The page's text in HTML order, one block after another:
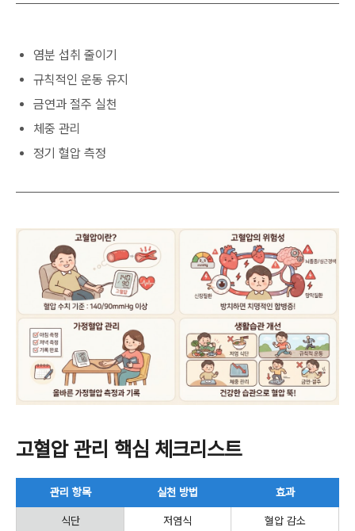
염분 섭취 줄이기
규칙적인 운동 유지
금연과 절주 실천
체중 관리
정기 혈압 측정
고혈압 관리 핵심 체크리스트
관리 항목 실천 방법 효과
식단 저염식 혈압 감소